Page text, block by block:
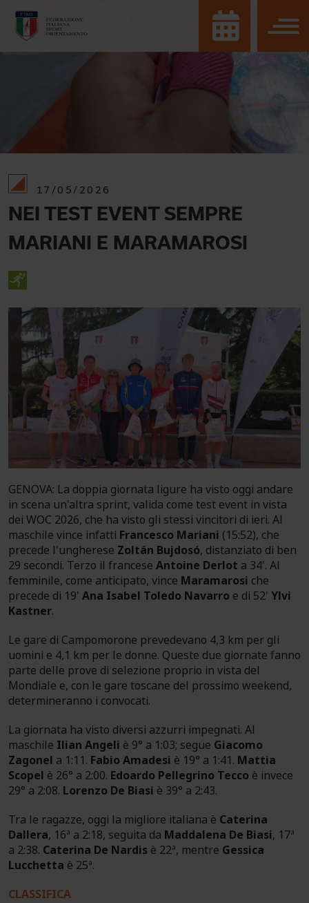
17/05/2026
NEI TEST EVENT SEMPRE
MARIANI E MARAMAROSI
GENOVA: La doppia giornata ligure ha visto oggi andare
in scena un'altra sprint, valida come test event in vista
dei WOC 2026, che ha visto gli stessi vincitori di ieri. Al
maschile vince infatti Francesco Mariani (15:52), che
precede l'ungherese Zoltán Bujdosó, distanziato di ben
29 secondi. Terzo il francese Antoine Derlot a 34'. Al
femminile, come anticipato, vince Maramarosi che
precede di 19' Ana Isabel Toledo Navarro e di 52' Ylvi
Kastner.
Le gare di Campomorone prevedevano 4,3 km per gli
uomini e 4,1 km per le donne. Queste due giornate fanno
parte delle prove di selezione proprio in vista del
Mondiale e, con le gare toscane del prossimo weekend,
determineranno i convocati.
La giornata ha visto diversi azzurri impegnati. Al
maschile Ilian Angeli è 9° a 1:03; segue Giacomo
Zagonel a 1:11. Fabio Amadesi è 19° a 1:41. Mattia
Scopel è 26° a 2:00. Edoardo Pellegrino Tecco è invece
29° a 2:08. Lorenzo De Biasi è 39° a 2:43.
Tra le ragazze, oggi la migliore italiana è Caterina
Dallera, 16ª a 2:18, seguita da Maddalena De Biasi, 17ª
a 2:38. Caterina De Nardis è 22ª, mentre Gessica
Lucchetta è 25ª.
CLASSIFICA